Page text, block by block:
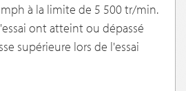
à la limite de 5 500 tr/min.
ont atteint ou dépassé
supérieure lors de l'essai